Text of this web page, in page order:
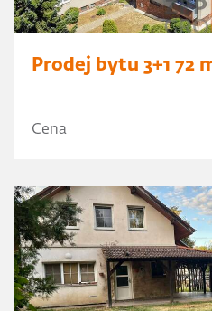
Prodej bytu 3+1 72
Cena